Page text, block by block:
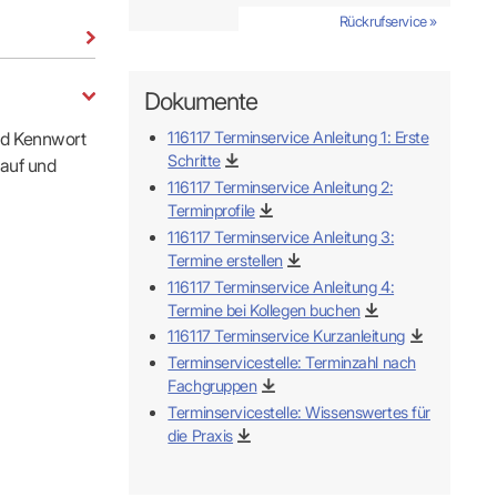
finden
FÜR IHRE PATIENTEN
Gesundheitstage
KOSA – Beratungsstelle zur Selbsthilfe
Patienteninformationen
Feedbackmanagement
AUSSCHREIBUNGEN
Kennwort
und
Rückrufservice »
Dokumente
116117 Terminservice Anleitung 1: Erste
Schritte
116117 Terminservice Anleitung 2:
Terminprofile
116117 Terminservice Anleitung 3:
Termine erstellen
116117 Terminservice Anleitung 4:
Termine bei Kollegen buchen
116117 Terminservice Kurzanleitung
Terminservicestelle: Terminzahl nach
Fachgruppen
Terminservicestelle: Wissenswertes für
die Praxis